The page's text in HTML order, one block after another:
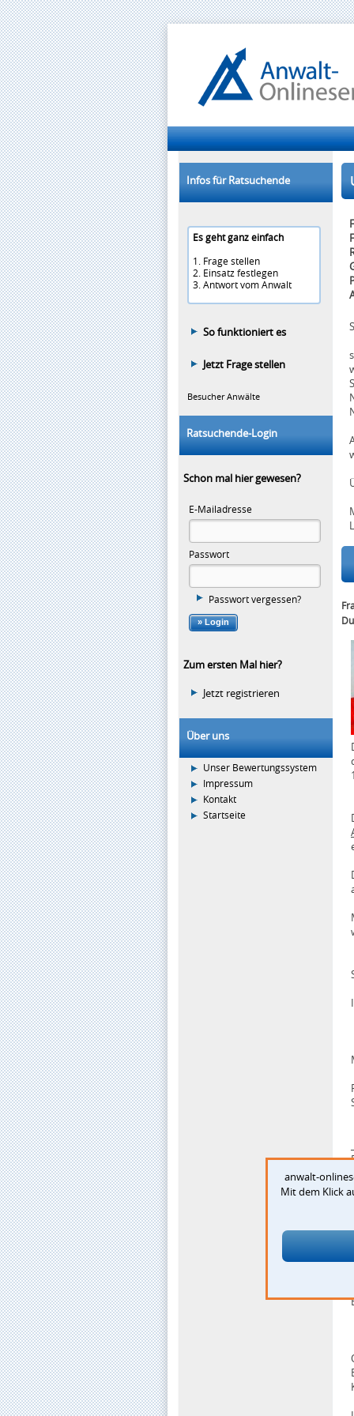
Infos für Ratsuchende
Es geht ganz einfach
1. Frage stellen
2. Einsatz festlegen
3. Antwort vom Anwalt
So funktioniert es
Jetzt Frage stellen
Besucher Anwälte
Ratsuchende-Login
Schon mal hier gewesen?
E-Mailadresse
Passwort
Passwort vergessen?
Zum ersten Mal hier?
Jetzt registrieren
Über uns
Unser Bewertungssystem
Impressum
Kontakt
Startseite
anwalt-
Mit dem Klick